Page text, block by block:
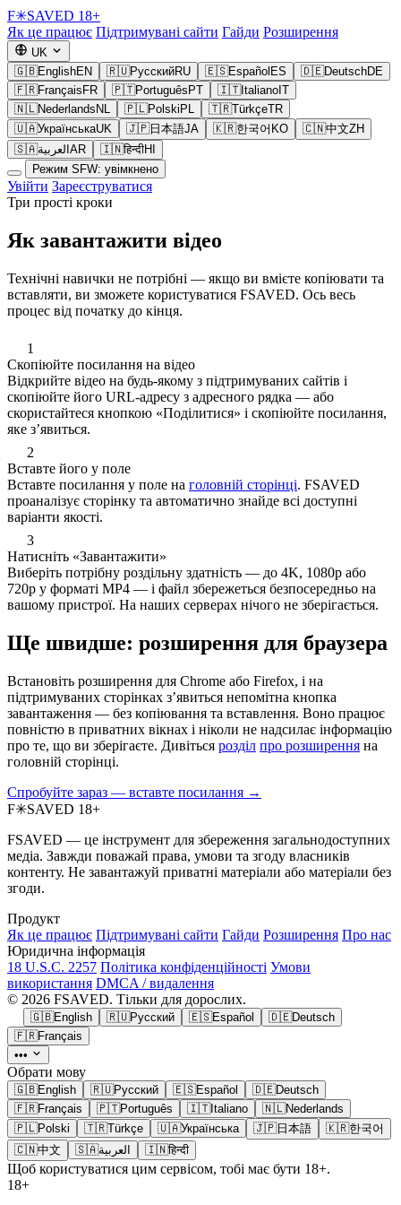
F✳SAVED 18+
Як це працює Підтримувані сайти Гайди Розширення
UK
🇬🇧EnglishEN 🇷🇺РусскийRU 🇪🇸Español ES 🇩🇪DeutschDE
🇫🇷Français FR 🇵🇹Português PT 🇮🇹Italiano IT
🇳🇱Nederlands NL 🇵🇱Polski PL 🇹🇷TürkçeTR
🇺🇦УкраїнськаUK 🇯🇵日本語JA 🇰🇷한국어 KO 🇨🇳中文ZH
🇸🇦العربية AR 🇮🇳हिन्दीHI
Режим SFW: увімкнено
Увійти Зареєструватися
Три прості кроки
Як завантажити відео
Технічні навички не потрібні — якщо ви вмієте копіювати та
вставляти, ви зможете користуватися FSAVED. Ось весь
процес від початку до кінця.
1
Скопіюйте посилання на відео
Відкрийте відео на будь-якому з підтримуваних сайтів і
скопіюйте його URL-адресу з адресного рядка — або
скористайтеся кнопкою «Поділитися» і скопіюйте посилання,
яке з’явиться.
2
Вставте його у поле
Вставте посилання у поле на головній сторінці. FSAVED
проаналізує сторінку та автоматично знайде всі доступні
варіанти якості.
3
Натисніть «Завантажити»
Виберіть потрібну роздільну здатність — до 4K, 1080p або
720p у форматі MP4 — і файл збережеться безпосередньо на
вашому пристрої. На наших серверах нічого не зберігається.
Ще швидше: розширення для браузера
Встановіть розширення для Chrome або Firefox, і на
підтримуваних сторінках з’явиться непомітна кнопка
завантаження — без копіювання та вставлення. Воно працює
повністю в приватних вікнах і ніколи не надсилає інформацію
про те, що ви зберігаєте. Дивіться розділ про розширення на
головній сторінці.
Спробуйте зараз — вставте посилання →
F✳SAVED 18+
FSAVED — це інструмент для збереження загальнодоступних
медіа. Завжди поважай права, умови та згоду власників
контенту. Не завантажуй приватні матеріали або матеріали без
згоди.
Продукт
Як це працює Підтримувані сайти Гайди Розширення Про нас
Юридична інформація
18 U.S.C. 2257 Політика конфіденційності Умови
використання DMCA / видалення
© 2026 FSAVED. Тільки для дорослих.
🇬🇧English 🇷🇺Русский 🇪🇸Español 🇩🇪Deutsch
🇫🇷Français
•••
Обрати мову
🇬🇧English 🇷🇺Русский 🇪🇸Español 🇩🇪Deutsch
🇫🇷Français 🇵🇹Português 🇮🇹Italiano 🇳🇱Nederlands
🇵🇱Polski 🇹🇷Türkçe 🇺🇦Українська 🇯🇵日本語 🇰🇷한국어
🇨🇳中文 🇸🇦العربية 🇮🇳हिन्दी
Щоб користуватися цим сервісом, тобі має бути 18+.
18+